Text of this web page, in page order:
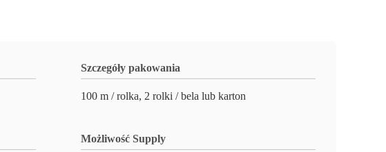
Szczegóły pakowania
100 m / rolka, 2 rolki / bela lub karton
Możliwość Supply